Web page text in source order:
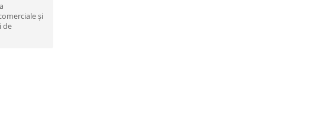
și
de